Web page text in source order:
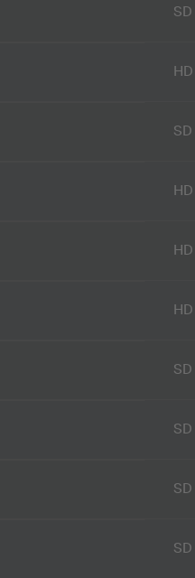
SD
HD
SD
HD
HD
HD
SD
SD
SD
SD